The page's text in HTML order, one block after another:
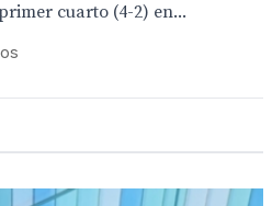
cuarto (4-2) en...